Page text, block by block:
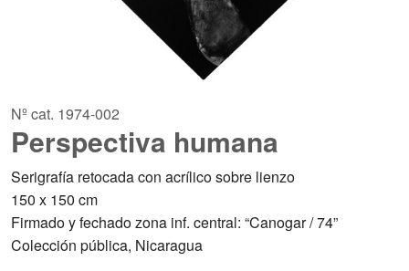
Nº cat. 1974-002
Perspectiva humana
Serigrafía retocada con acrílico sobre lienzo
150 x 150 cm
Firmado y fechado zona inf. central: “Canogar / 74”
Colección pública, Nicaragua